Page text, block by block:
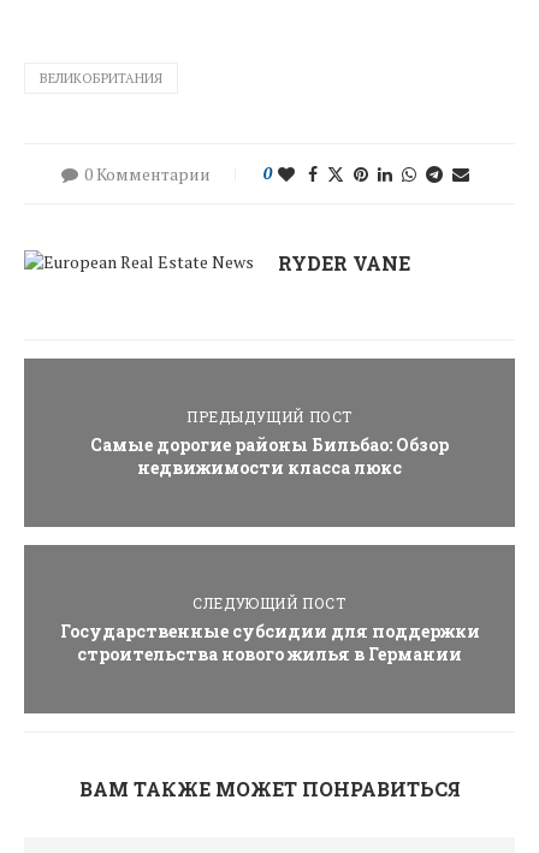
ВЕЛИКОБРИТАНИЯ
0 Комментарии 0
RYDER VANE
ПРЕДЫДУЩИЙ ПОСТ
Самые дорогие районы Бильбао: Обзор
недвижимости класса люкс
СЛЕДУЮЩИЙ ПОСТ
Государственные субсидии для поддержки
строительства нового жилья в Германии
ВАМ ТАКЖЕ МОЖЕТ ПОНРАВИТЬСЯ